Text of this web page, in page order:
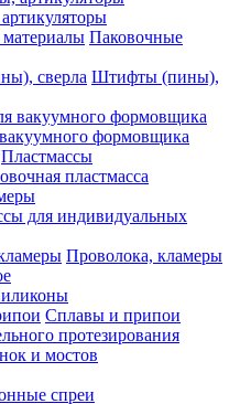
Паковочные
Штифты (пины),
формовщика
Пластмассы
пластмасса
для индивидуальных
Проволока, кламеры
Сплавы и припои
протезирования
и мостов